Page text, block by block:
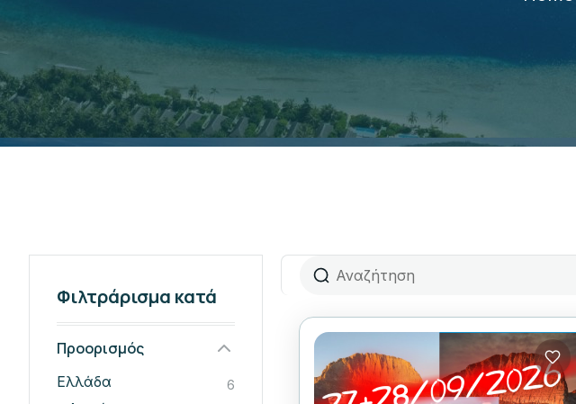
Φιλτράρισμα κατά
Προορισμός
Ελλάδα 6